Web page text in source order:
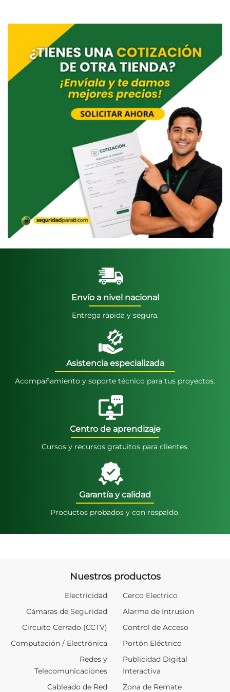
Envío a nivel nacional
Entrega rápida y segura.
Asistencia especializada
Acompañamiento y soporte técnico para tus proyectos.
Centro de aprendizaje
Cursos y recursos gratuitos para clientes.
Garantía y calidad
Productos probados y con respaldo.
Nuestros productos
Electricidad
Cámaras de Seguridad
Circuito Cerrado (CCTV)
Computación / Electrónica
Redes y
Telecomunicaciones
Cableado de Red
Cerco Electrico
Alarma de Intrusion
Control de Acceso
Portón Eléctrico
Publicidad Digital
Interactiva
Zona de Remate